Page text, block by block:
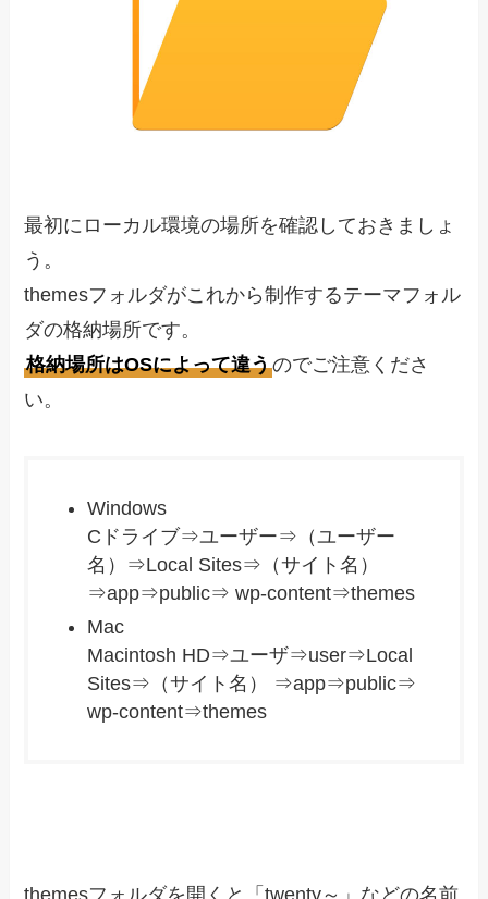
最初にローカル環境の場所を確認しておきましょ
う。
themesフォルダがこれから制作するテーマフォル
ダの格納場所です。
格納場所はOSによって違うのでご注意くださ
い。
Windows
Cドライブ⇒ユーザー⇒（ユーザー
名）⇒Local Sites⇒（サイト名）
⇒app⇒public⇒ wp-content⇒themes
Mac
Macintosh HD⇒ユーザ⇒user⇒Local
Sites⇒（サイト名） ⇒app⇒public⇒
wp-content⇒themes
themesフォルダを開くと「twenty～」などの名前